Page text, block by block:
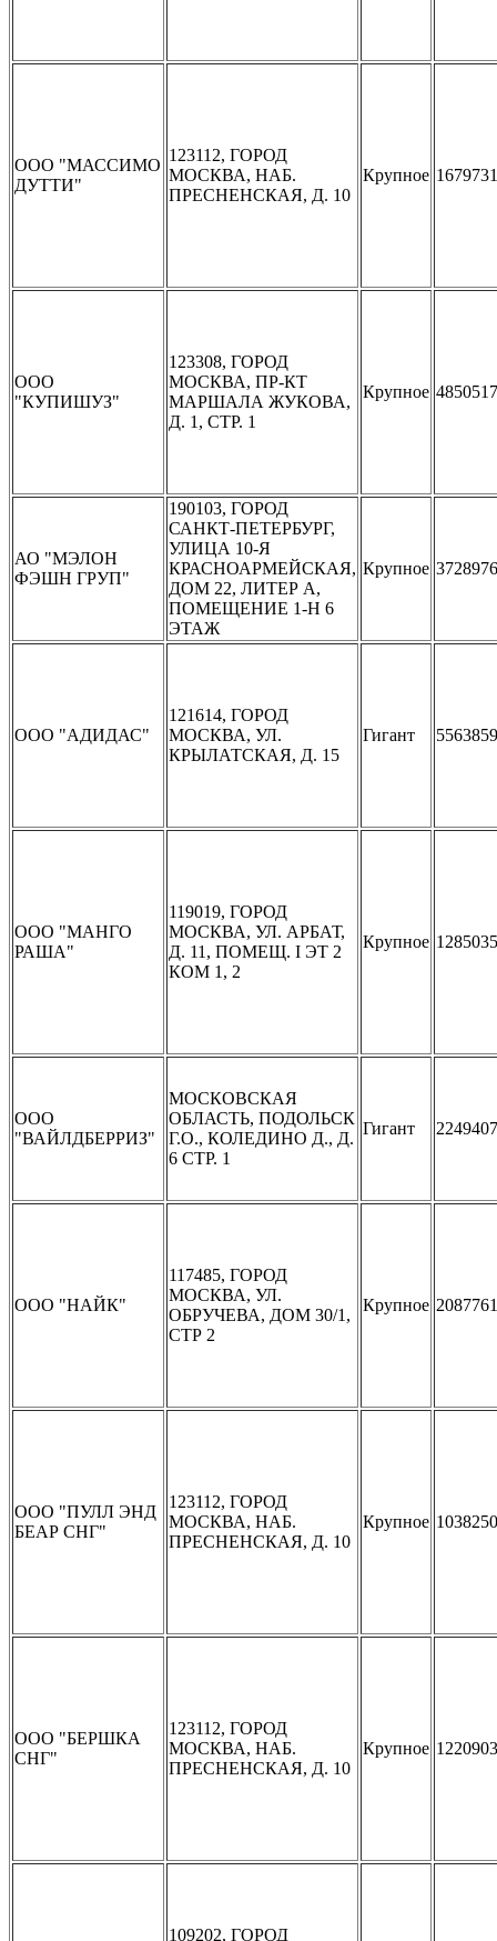
ООО "МАССИМО
ДУТТИ"
123112, ГОРОД
МОСКВА, НАБ.
ПРЕСНЕНСКАЯ, Д. 10
Крупное
ООО
"КУПИШУЗ"
123308, ГОРОД
МОСКВА, ПР-КТ
МАРШАЛА ЖУКОВА,
Д. 1, СТР. 1
Крупное
АО "МЭЛОН
ФЭШН ГРУП"
190103, ГОРОД
САНКТ-ПЕТЕРБУРГ,
УЛИЦА 10-Я
КРАСНОАРМЕЙСКАЯ,
ДОМ 22, ЛИТЕР А,
ПОМЕЩЕНИЕ 1-Н 6
ЭТАЖ
Крупное
ООО "АДИДАС"
121614, ГОРОД
МОСКВА, УЛ.
КРЫЛАТСКАЯ, Д. 15
Гигант
ООО "МАНГО
РАША"
119019, ГОРОД
МОСКВА, УЛ. АРБАТ,
Д. 11, ПОМЕЩ. I ЭТ 2
КОМ 1, 2
Крупное
ООО
"ВАЙЛДБЕРРИЗ"
МОСКОВСКАЯ
ОБЛАСТЬ, ПОДОЛЬСК
Г.О., КОЛЕДИНО Д., Д.
6 СТР. 1
Гигант
ООО "НАЙК"
117485, ГОРОД
МОСКВА, УЛ.
ОБРУЧЕВА, ДОМ 30/1,
СТР 2
Крупное
ООО "ПУЛЛ ЭНД
БЕАР СНГ"
123112, ГОРОД
МОСКВА, НАБ.
ПРЕСНЕНСКАЯ, Д. 10
Крупное
ООО "БЕРШКА
СНГ"
123112, ГОРОД
МОСКВА, НАБ.
ПРЕСНЕНСКАЯ, Д. 10
Крупное
109202, ГОРОД